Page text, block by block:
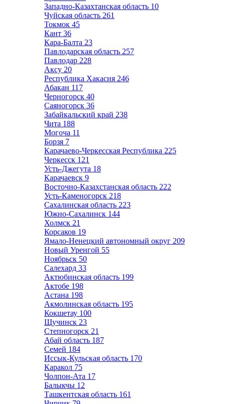
Западно-Казахтанская область 10
Чуйская область 261
Токмок 45
Кант 36
Кара-Балта 23
Павлодарская область 257
Павлодар 228
Аксу 20
Республика Хакасия 246
Абакан 117
Черногорск 40
Саяногорск 36
Забайкальский край 238
Чита 188
Могоча 11
Борзя 7
Карачаево-Черкесская Республика 225
Черкесск 121
Усть-Джегута 18
Карачаевск 9
Восточно-Казахстанская область 222
Усть-Каменогорск 218
Сахалинская область 223
Южно-Сахалинск 144
Холмск 21
Корсаков 19
Ямало-Ненецкий автономный округ 209
Новый Уренгой 55
Ноябрьск 50
Салехард 33
Актюбинская область 199
Актобе 198
Астана 198
Акмолинская область 195
Кокшетау 100
Щучинск 23
Степногорск 21
Абай область 187
Семей 184
Иссык-Кульская область 170
Каракол 75
Чолпон-Ата 17
Балыкчы 12
Ташкентская область 161